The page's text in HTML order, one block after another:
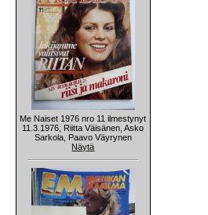
Me Naiset 1976 nro 11 ilmestynyt
11.3.1976, Riitta Väisänen, Asko
Sarkola, Paavo Väyrynen
Näytä